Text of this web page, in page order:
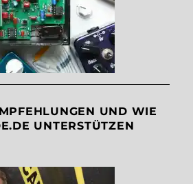
UND WIE
UNTERSTÜTZEN